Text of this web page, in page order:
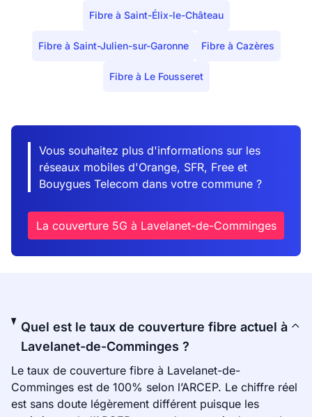
Fibre à Saint-Élix-le-Château
Fibre à Saint-Julien-sur-Garonne Fibre à Cazères
Fibre à Le Fousseret
Vous souhaitez plus d'informations sur les
réseaux mobiles d'Orange, SFR, Free et
Bouygues Telecom dans votre commune ?
La couverture 5G à Lavelanet-de-Comminges
Quel est le taux de couverture fibre actuel à
Lavelanet-de-Comminges ?
Le taux de couverture fibre à Lavelanet-de-
Comminges est de 100% selon l’ARCEP. Le chiffre réel
est sans doute légèrement différent puisque les